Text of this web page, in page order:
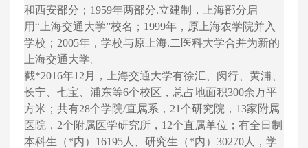
和西安部分；1959年两部分.立建制，上海部分启
用“上海交通大学”校名；1999年，原上海农学院并入
学校；2005年，学校与原上海.二医科大学合并为新的
上海交通大学。
截*2016年12月，上海交通大学有徐汇、闵行、黄浦、
长宁、七宝、浦东等6个校区，总占地面积300余万平
方米；共有28个学院/直属系，21个研究院，13家附属
医院，2个附属医学研究所，12个直属单位；有全日制
本科生（*内）16195人、研究生（*内）30270人，学